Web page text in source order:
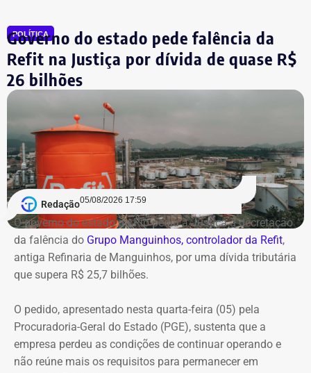
POLÍTICA
Governo do estado pede falência da
Refit na Justiça por dívida de quase R$
26 bilhões
Redação05/08/2026 17:59
O governo do estado do Rio pediu à Justiça a decretação
da falência do Grupo Manguinhos, controlador da Refit,
antiga Refinaria de Manguinhos, por uma dívida tributária
que supera R$ 25,7 bilhões.
O pedido, apresentado nesta quarta-feira (05) pela
Procuradoria-Geral do Estado (PGE), sustenta que a
empresa perdeu as condições de continuar operando e
não reúne mais os requisitos para permanecer em